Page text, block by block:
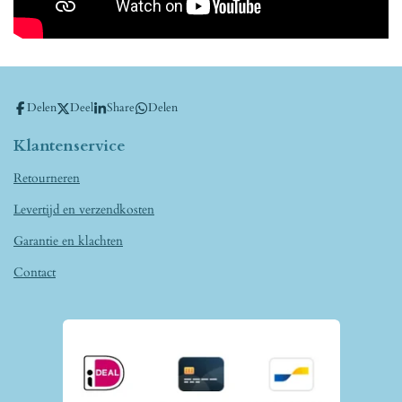
Delen Deel Share Delen
Klantenservice
Retourneren
Levertijd en verzendkosten
Garantie en klachten
Contact